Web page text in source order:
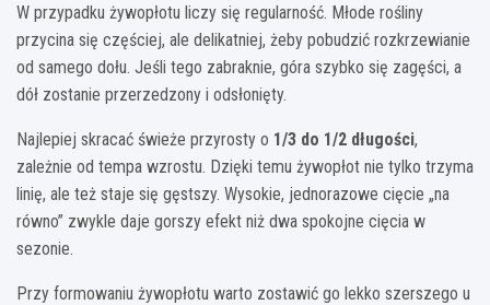
W przypadku żywopłotu liczy się regularność. Młode rośliny
przycina się częściej, ale delikatniej, żeby pobudzić rozkrzewianie
od samego dołu. Jeśli tego zabraknie, góra szybko się zagęści, a
dół zostanie przerzedzony i odsłonięty.
Najlepiej skracać świeże przyrosty o 1/3 do 1/2 długości,
zależnie od tempa wzrostu. Dzięki temu żywopłot nie tylko trzyma
linię, ale też staje się gęstszy. Wysokie, jednorazowe cięcie „na
równo” zwykle daje gorszy efekt niż dwa spokojne cięcia w
sezonie.
Przy formowaniu żywopłotu warto zostawić go lekko szerszego u